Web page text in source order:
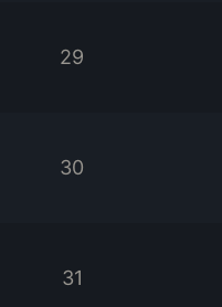
29
30
31